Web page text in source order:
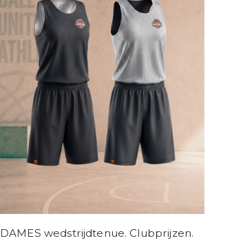
DAMES wedstrijdtenue. Clubprijzen.